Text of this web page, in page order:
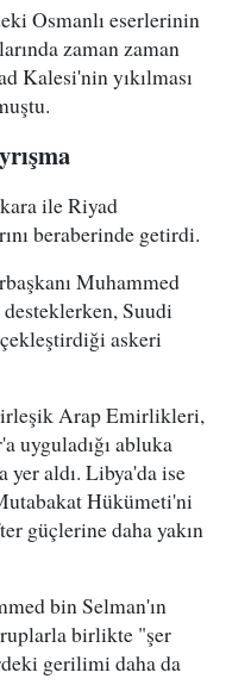
Osmanlı eserlerinin
zaman zaman
Kalesi'nin yıkılması
ile Riyad
beraberinde getirdi.
Muhammed
Suudi
askeri
Arap Emirlikleri,
uyguladığı abluka
yer aldı. Libya'da ise
Hükümeti'ni
güçlerine daha yakın
bin Selman'ın
birlikte "şer
gerilimi daha da